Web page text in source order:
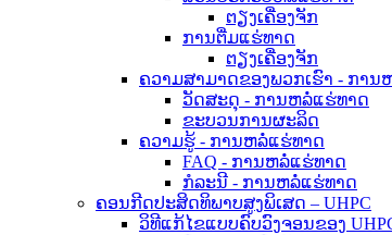
ຕຽງເຄື່ອງຈັກ
ການຕື່ມແຮ່ທາດ
ຕຽງເຄື່ອງຈັກ
ຄວາມສາມາດຂອງພວກເຮົາ - ການ
ວັດສະດຸ - ການຫລໍ່ແຮ່ທາດ
ຂະບວນການຜະລິດ
ຄວາມຮູ້ - ການຫລໍ່ແຮ່ທາດ
FAQ - ການຫລໍ່ແຮ່ທາດ
ກໍລະນີ - ການຫລໍ່ແຮ່ທາດ
ຄອນກີດປະສິດທິພາບສູງພິເສດ – UHPC
ວິທີແກ້ໄຂແບບຄົບວົງຈອນຂອງ